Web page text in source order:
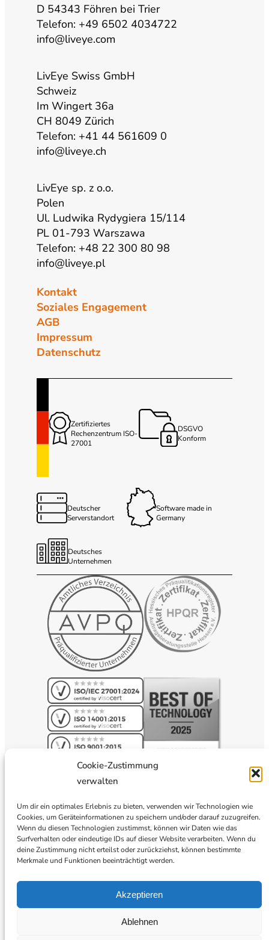
Cookie-Zustimmung
verwalten
Um dir ein optimales Erlebnis zu bieten, verwenden wir Technologien wie
Cookies, um Geräteinformationen zu speichern und/oder darauf zuzugreifen.
Wenn du diesen Technologien zustimmst, können wir Daten wie das
Surfverhalten oder eindeutige IDs auf dieser Website verarbeiten. Wenn du
deine Zustimmung nicht erteilst oder zurückziehst, können bestimmte
Merkmale und Funktionen beeinträchtigt werden.
Akzeptieren
Ablehnen
b
g
D 54343 Föhren bei Trier
Telefon: +49 6502 4034722
info@liveye.com
LivEye Swiss GmbH
Schweiz
Im Wingert 36a
CH 8049 Zürich
Telefon: +41 44 561609 0
info@liveye.ch
LivEye sp. z o.o.
Polen
Ul. Ludwika Rydygiera 15/114
PL 01-793 Warszawa
Telefon: +48 22 300 80 98
info@liveye.pl
Kontakt
Soziales Engagement
AGB
Impressum
Datenschutz
Zertifiziertes
Rechenzentrum ISO-
27001
DSGVO
Konform
Deutscher
Serverstandort
Software made in
Germany
Deutsches
Unternehmen